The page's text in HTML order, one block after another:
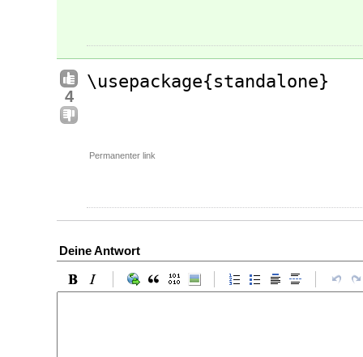
4
\usepackage{standalone}
Permanenter link
Deine Antwort